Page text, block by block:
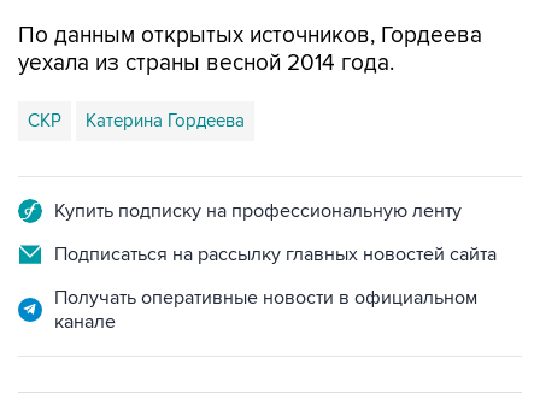
СКР Катерина Гордеева
Подписаться на рассылку главных новостей сайта
Получать оперативные новости в официальном
канале